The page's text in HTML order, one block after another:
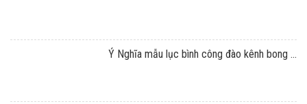
Ý Nghĩa mẫu lục bình công đào kênh bong ...